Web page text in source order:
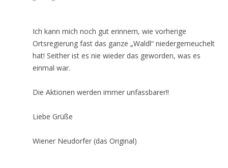
Ich kann mich noch gut erinnern, wie vorherige
Ortsregierung fast das ganze „Waldl“ niedergemeuchelt
hat! Seither ist es nie wieder das geworden, was es
einmal war.
Die Aktionen werden immer unfassbarer!!
Liebe Grüße
Wiener Neudorfer (das Original)